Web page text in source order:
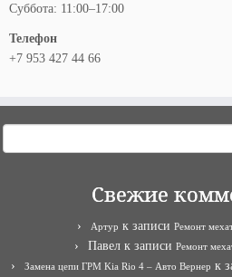
Суббота: 11:00–17:00
Телефон
+7 953 427 44 66
Свежие
Артур к записи Ремонт
Павел к записи Ремонт
Замена цепи ГРМ Kia Rio 4 – Авто Вернер к